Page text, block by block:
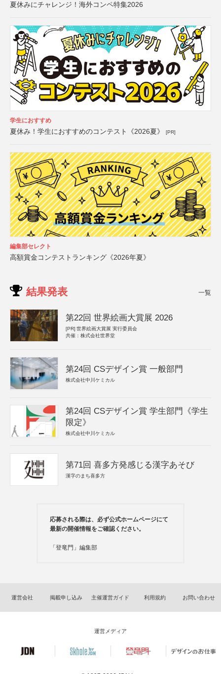
夏休みにチャレンジ！海外コンペ特集2026
学生におすすめ
夏休み！学生におすすめのコンテスト《2026夏》 [PR]
編集部セレクト
高額賞金コンテストランキング《2026年夏》
結果発表 一覧
第22回 世界絵画大賞展 2026
[PR] 世界絵画大賞展 実行委員会
共催：株式会社世界堂
第24回 CSデザイン賞 一般部門
株式会社中川ケミカル
第24回 CSデザイン賞 学生部門《学生
限定》
株式会社中川ケミカル
第71回 喜多方発感じる漢字あそび
漢字のまち喜多方
応募される際は、必ず公式ホームページにて
最新の開催情報をご確認ください。
「登竜門」編集部
運営会社 掲載申し込み 主催運営ガイド 利用規約 お問い合わせ
運営メディア